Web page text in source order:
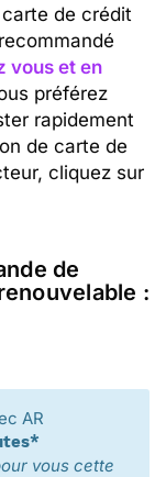
de crédit
vous et en
préférez
rapidement
de carte de
cliquez sur
de
:
AR
vous cette